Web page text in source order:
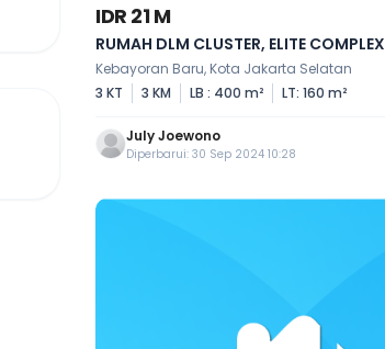
IDR 21 M
RUMAH DLM CLUSTER, ELITE COMPLEX
Kebayoran Baru, Kota Jakarta Selatan
3 KT
3 KM LB : 400 m² LT: 160 m²
July Joewono
Diperbarui: 30 Sep 2024 10:28